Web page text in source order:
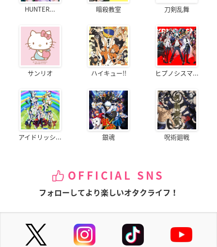
HUNTER... 暗殺教室 刀剣乱舞
サンリオ ハイキュー!! ヒプノシスマ...
アイドリッシ... 銀魂 呪術廻戦
OFFICIAL SNS
フォローしてより楽しいオタクライフ！